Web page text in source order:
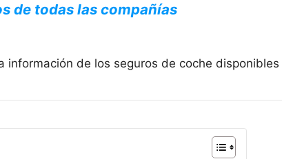
de todas las compañías
de los seguros de coche disponibles